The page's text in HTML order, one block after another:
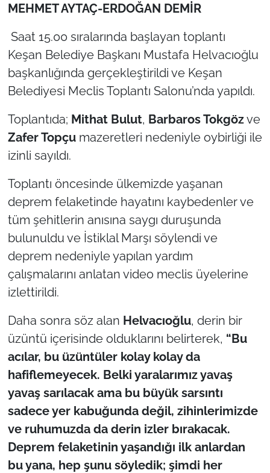
MEHMET AYTAÇ-ERDOĞAN DEMİR
Saat 15.00 sıralarında başlayan toplantı
Keşan Belediye Başkanı Mustafa Helvacıoğlu
başkanlığında gerçekleştirildi ve Keşan
Belediyesi Meclis Toplantı Salonu’nda yapıldı.
Toplantıda; Mithat Bulut, Barbaros Tokgözve
Zafer Topçumazeretleri nedeniyle oybirliği ile
izinli sayıldı.
Toplantı öncesinde ülkemizde yaşanan
deprem felaketinde hayatını kaybedenler ve
tüm şehitlerin anısına saygı duruşunda
bulunuldu ve İstiklal Marşı söylendi ve
deprem nedeniyle yapılan yardım
çalışmalarını anlatan video meclis üyelerine
izlettirildi.
Daha sonra söz alan Helvacıoğlu, derin bir
üzüntü içerisinde olduklarını belirterek, “Bu
acılar, bu üzüntüler kolay kolay da
hafiflemeyecek. Belki yaralarımız yavaş
yavaş sarılacak ama bu büyük sarsıntı
sadece yer kabuğunda değil, zihinlerimizde
ve ruhumuzda da derin izler bırakacak.
Deprem felaketinin yaşandığı ilk anlardan
bu yana, hep şunu söyledik; şimdi her
KIRKLARELİ
ÇANAKKALE
TÜRKİYE
Bölge
Güvenlik
Genel
Politika
Flaş Haber
Dış Haberler
İş Dünyası
Bilim Teknoloji
English News
Canlı Maç
Finans